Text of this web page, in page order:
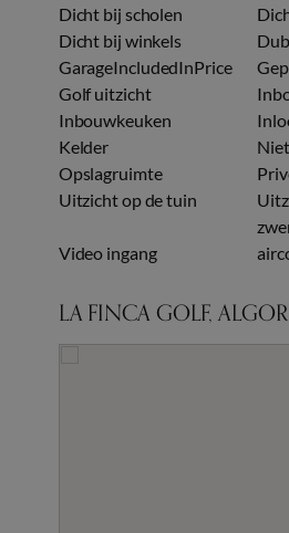
Dicht bij scholen
Dicht bij winkels
GarageIncludedInPrice
Golf uitzicht
Inbouwkeuken
Kelder
Opslagruimte
Uitzicht op de tuin
Video ingang
LA FINCA GOLF,